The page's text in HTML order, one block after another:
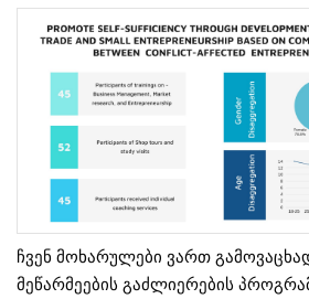
ჩვენ მოხარულები ვართ
მეწარმეების გაძლიერების